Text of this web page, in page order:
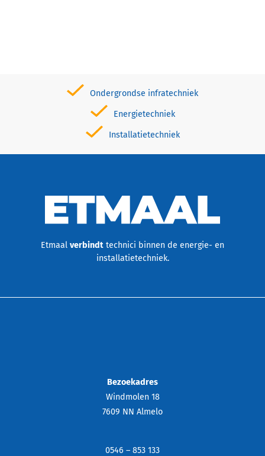
Ondergrondse infratechniek
Energietechniek
Installatietechniek
Etmaal verbindt technici binnen de energie- en
installatietechniek.
Bezoekadres
Windmolen 18
7609 NN Almelo
0546 – 853 133